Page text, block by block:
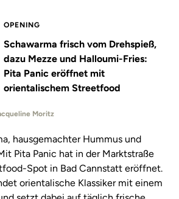
OPENING
Schawarma frisch vom Drehspieß,
dazu Mezze und Halloumi-Fries:
Pita Panic eröffnet mit
orientalischem Streetfood
Moritz
hausgemachter Hummus und
Pita Panic hat in der Marktstraße
Spot in Bad Cannstatt eröffnet.
orientalische Klassiker mit einem